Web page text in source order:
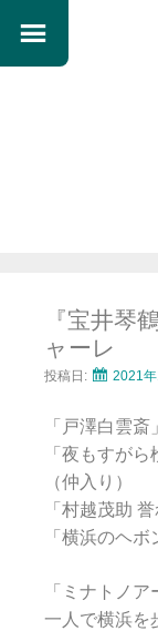
ン
ツ
へ
キ
ッ
プ
『宝井琴
ャーレ
投稿日: 2021
「戸澤白雲斎
「夜もすが
（仲入り）
「村越茂助
「横浜のヘ
「ミナトノア
一人で横浜を